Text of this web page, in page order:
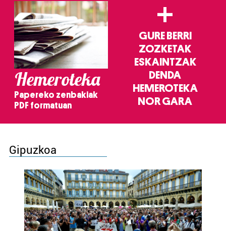
Hemeroteka
Papereko zenbakiak
PDF formatuan
+
GURE BERRI
ZOZKETAK
ESKAINTZAK
DENDA
HEMEROTEKA
NOR GARA
Gipuzkoa